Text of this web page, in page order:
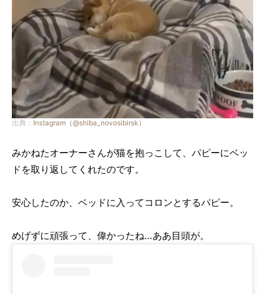
出典： Instagram（@shiba_novosibirsk）
みかねたオーナーさんが猫を抱っこして、パピーにベッ
ドを取り返してくれたのです。
安心したのか、ベッドに入ってコロンとするパピー。
めげずに頑張って、偉かったね…ああ目頭が。